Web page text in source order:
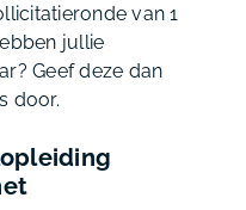
van 1
jullie
Geef deze dan
door.